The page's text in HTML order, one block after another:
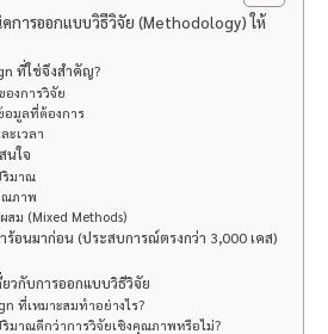
คการออกแบบวิธีวิจัย (Methodology) ให้
ที่ใช่จึงสำคัญ?
องการวิจัย
มูลที่ต้องการ
ะเวลา
นใจ
ริมาณ
ณภาพ
สม (Mixed Methods)
อนมาก่อน (ประสบการณ์ตรงกว่า 3,000 เคส)
วกับการออกแบบวิธีวิจัย
ที่เหมาะสมทำอย่างไร?
ริมาณดีกว่าการวิจัยเชิงคุณภาพหรือไม่?